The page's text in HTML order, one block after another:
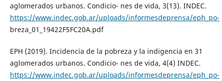
aglomerados urbanos. Condicio- nes de vida, 3(13). INDEC.
https://www.indec.gob.ar/uploads/informesdeprensa/eph_po-
breza_01_19422F5FC20A.pdf
EPH (2019). Incidencia de la pobreza y la indigencia en 31
aglomerados urbanos. Condicio- nes de vida, 4(4) INDEC.
https://www.indec.gob.ar/uploads/informesdeprensa/eph_po-